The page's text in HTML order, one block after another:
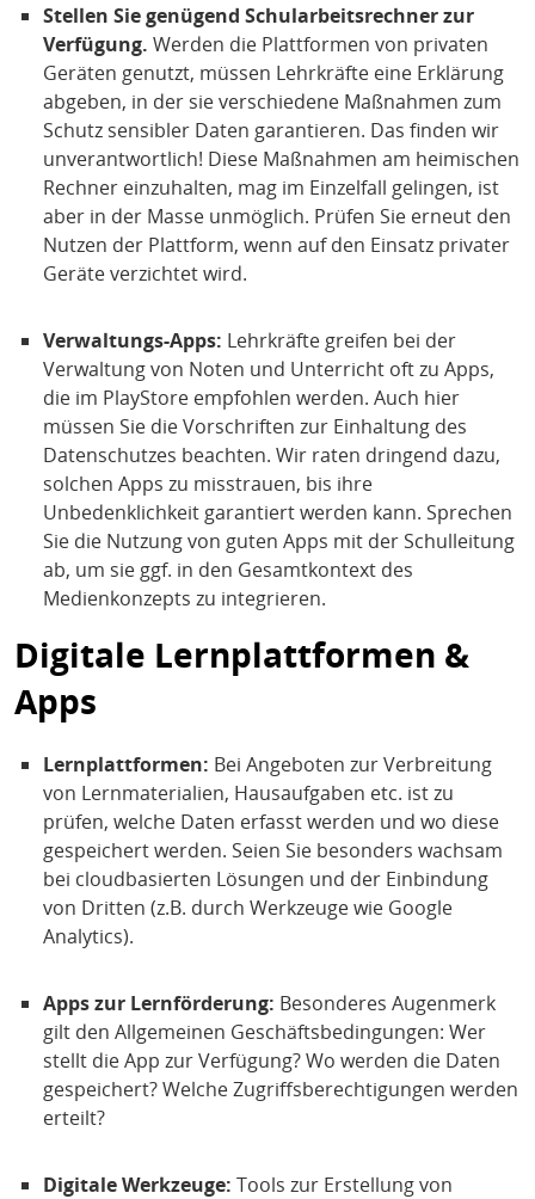
Stellen Sie genügend Schularbeitsrechner zur
Verfügung. Werden die Plattformen von privaten
Geräten genutzt, müssen Lehrkräfte eine Erklärung
abgeben, in der sie verschiedene Maßnahmen zum
Schutz sensibler Daten garantieren. Das finden wir
unverantwortlich! Diese Maßnahmen am heimischen
Rechner einzuhalten, mag im Einzelfall gelingen, ist
aber in der Masse unmöglich. Prüfen Sie erneut den
Nutzen der Plattform, wenn auf den Einsatz privater
Geräte verzichtet wird.
Verwaltungs-Apps: Lehrkräfte greifen bei der
Verwaltung von Noten und Unterricht oft zu Apps,
die im PlayStore empfohlen werden. Auch hier
müssen Sie die Vorschriften zur Einhaltung des
Datenschutzes beachten. Wir raten dringend dazu,
solchen Apps zu misstrauen, bis ihre
Unbedenklichkeit garantiert werden kann. Sprechen
Sie die Nutzung von guten Apps mit der Schulleitung
ab, um sie ggf. in den Gesamtkontext des
Medienkonzepts zu integrieren.
Digitale Lernplattformen &
Apps
Lernplattformen: Bei Angeboten zur Verbreitung
von Lernmaterialien, Hausaufgaben etc. ist zu
prüfen, welche Daten erfasst werden und wo diese
gespeichert werden. Seien Sie besonders wachsam
bei cloudbasierten Lösungen und der Einbindung
von Dritten (z.B. durch Werkzeuge wie Google
Analytics).
Apps zur Lernförderung: Besonderes Augenmerk
gilt den Allgemeinen Geschäftsbedingungen: Wer
stellt die App zur Verfügung? Wo werden die Daten
gespeichert? Welche Zugriffsberechtigungen werden
erteilt?
Digitale Werkzeuge: Tools zur Erstellung von